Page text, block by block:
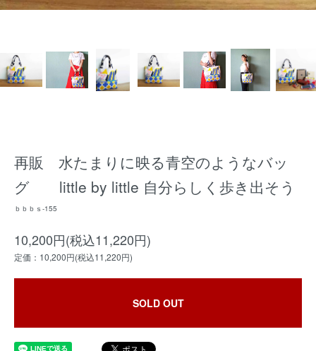
再販 水たまりに映る青空のようなバッ
グ little by little 自分らしく歩き出そう
ｂｂｂｓ-155
10,200円(税込11,220円)
定価：10,200円(税込11,220円)
SOLD OUT